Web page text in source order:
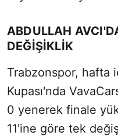
ABDULLAH
DEĞİŞİKLİK
Trabzonspor, hafta
Kupası'nda
0 yenerek finale
11'ine göre tek